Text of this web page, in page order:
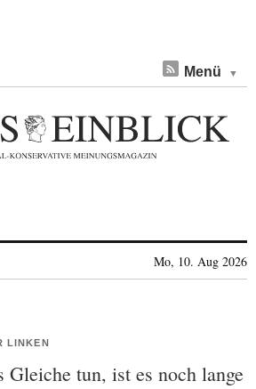
Menü
Mo, 10. Aug 2026
LINKEN
Gleiche tun, ist es noch lange